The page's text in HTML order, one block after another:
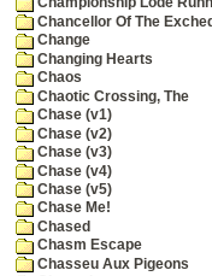
Championship Lode
Chancellor Of The
Change
Changing Hearts
Chaos
Chaotic Crossing, The
Chase (v1)
Chase (v2)
Chase (v3)
Chase (v4)
Chase (v5)
Chase Me!
Chased
Chasm Escape
Chasseu Aux Pigeons